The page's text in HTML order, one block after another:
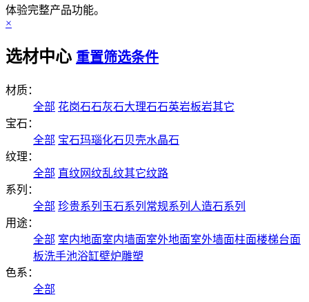
体验完整产品功能。
×
选材中心 重置筛选条件
材质：
全部 花岗石石灰石大理石石英岩板岩其它
宝石：
全部 宝石玛瑙化石贝壳水晶石
纹理：
全部 直纹网纹乱纹其它纹路
系列：
全部 珍贵系列 玉石系列 常规系列 人造石系列
用途：
全部 室内地面室内墙面室外地面室外墙面柱面楼梯台面
板洗手池浴缸壁炉雕塑
色系：
全部